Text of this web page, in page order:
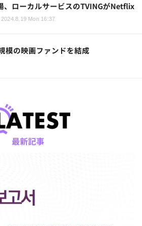
、ローカルサービスのTVINGがNetflix
2024.8.19 Mon 16:37
模の映画ファンドを結成
最新記事